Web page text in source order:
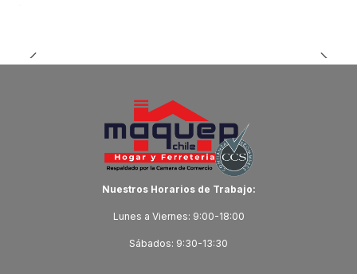
Nuestros Horarios de Trabajo:
Lunes a Viernes: 9:00-18:00
Sábados: 9:30-13:30